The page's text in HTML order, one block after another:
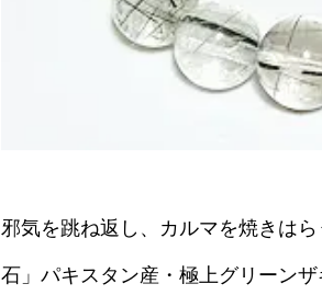
邪気を跳ね返し、カルマを焼きはら
石」パキスタン産・極上グリーン